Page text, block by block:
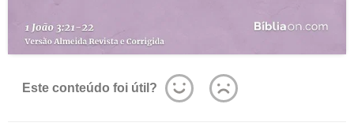
Este conteúdo foi útil?